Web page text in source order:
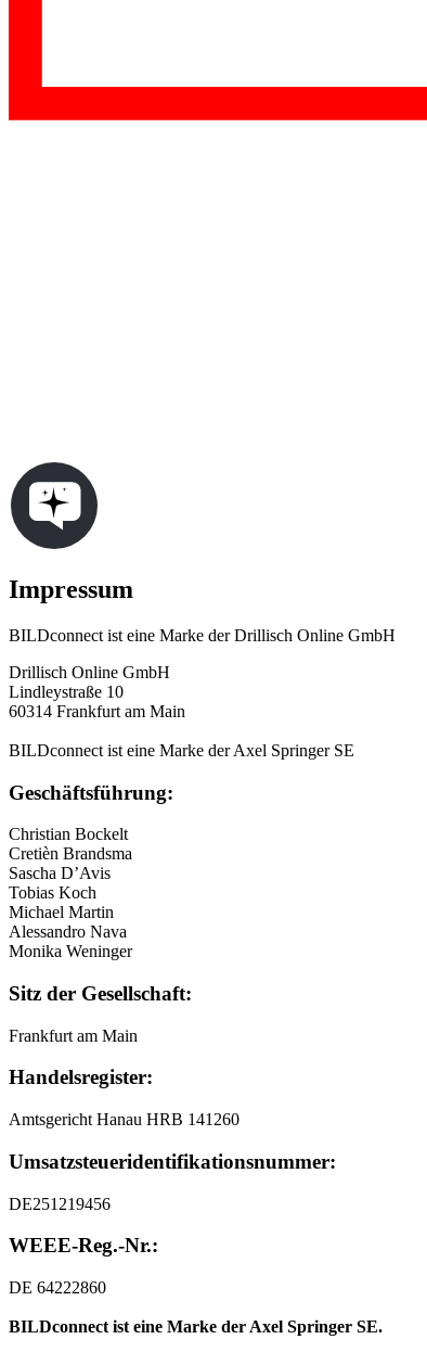
Impressum
BILDconnect ist eine Marke der Drillisch Online GmbH
Drillisch Online GmbH
Lindleystraße 10
60314 Frankfurt am Main
BILDconnect ist eine Marke der Axel Springer SE
Geschäftsführung:
Christian Bockelt
Cretièn Brandsma
Sascha D’Avis
Tobias Koch
Michael Martin
Alessandro Nava
Monika Weninger
Sitz der Gesellschaft:
Frankfurt am Main
Handelsregister:
Amtsgericht Hanau HRB 141260
Umsatzsteuer­identifikationsnummer:
DE251219456
WEEE-Reg.-Nr.:
DE 64222860
BILDconnect ist eine Marke der Axel Springer SE.